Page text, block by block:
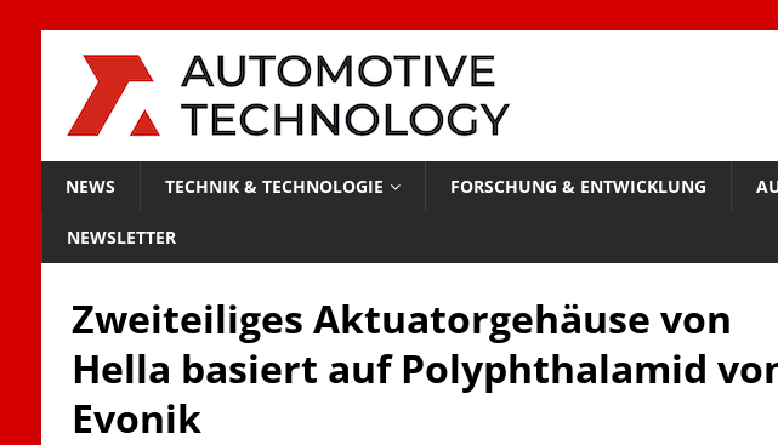
NEWS TECHNIK & TECHNOLOGIE FORSCHUNG & ENTWICKLUNG
NEWSLETTER
Zweiteiliges Aktuatorgehäuse von
Hella basiert auf Polyphthalamid
Evonik